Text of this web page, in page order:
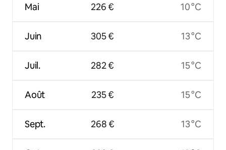
Mai
Juin
Juil.
Août
Sept.
226 €
305 €
282 €
235 €
268 €
10 °C
13 °C
15 °C
15 °C
13 °C